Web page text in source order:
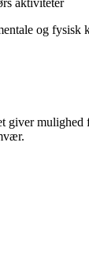
aktiviteter
og fysisk
giver